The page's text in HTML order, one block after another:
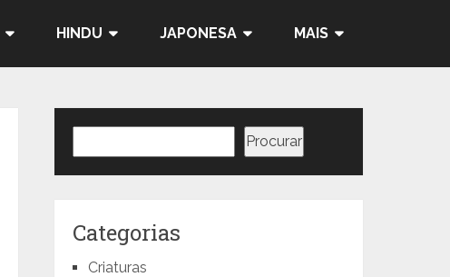
HINDU JAPONESA MAIS
Procurar
Categorias
Criaturas